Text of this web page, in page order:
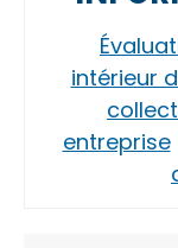
intérieur
entreprise